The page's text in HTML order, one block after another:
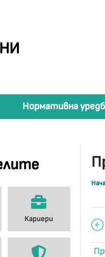
Нормативна
Кариери